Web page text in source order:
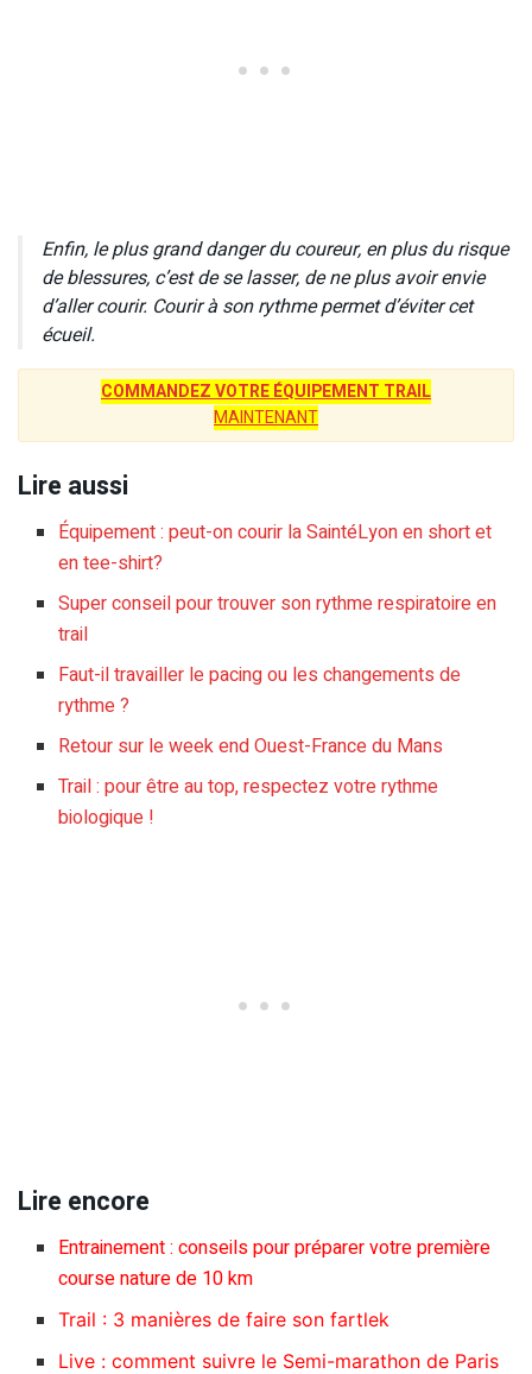
Enfin, le plus grand danger du coureur, en plus du risque
de blessures, c’est de se lasser, de ne plus avoir envie
d’aller courir. Courir à son rythme permet d’éviter cet
écueil.
COMMANDEZ VOTRE ÉQUIPEMENT TRAIL
MAINTENANT
Lire aussi
Équipement : peut-on courir la SaintéLyon en short et
en tee-shirt?
Super conseil pour trouver son rythme respiratoire en
trail
Faut-il travailler le pacing ou les changements de
rythme ?
Retour sur le week end Ouest-France du Mans
Trail : pour être au top, respectez votre rythme
biologique !
Lire encore
Entrainement : conseils pour préparer votre première
course nature de 10 km
Trail : 3 manières de faire son fartlek
Live : comment suivre le Semi-marathon de Paris